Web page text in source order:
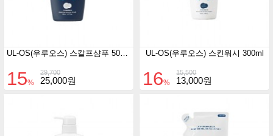
29,700
15% 25,000원
UL-OS(우루오스) 스킨워시 300ml
15,500
16% 13,000원